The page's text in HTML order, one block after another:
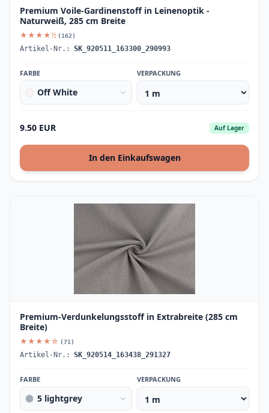
Premium Voile-Gardinenstoff in Leinenoptik -
Naturweiß, 285 cm Breite
★★★★½ (162)
Artikel-Nr.: SK_920511_163300_290993
FARBE
Off White
VERPACKUNG
9.50 EUR Auf Lager
In den Einkaufswagen
Premium-Verdunkelungsstoff in Extrabreite (285 cm
Breite)
★★★★☆ (71)
Artikel-Nr.: SK_920514_163438_291327
FARBE
5 lightgrey
VERPACKUNG